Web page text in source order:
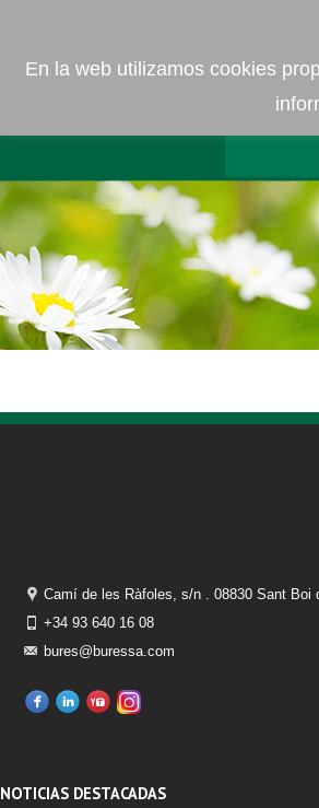
Camí de les Ràfoles, s/n . 08830 Sant Boi
+34 93 640 16 08
bures@buressa.com
NOTICIAS DESTACADAS
En la web utilizamos cookies